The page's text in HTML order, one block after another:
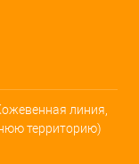
линия,
территорию)